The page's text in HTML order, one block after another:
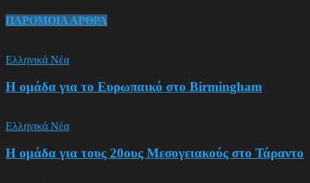
ΠΑΡΟΜΟΙΑ ΑΡΘΡΑ
Ελληνικά Νέα
Η ομάδα για το Ευρωπαικό στο Birmingham
Ελληνικά Νέα
Η ομάδα για τους 20ους Μεσογειακούς στο Τάραντο